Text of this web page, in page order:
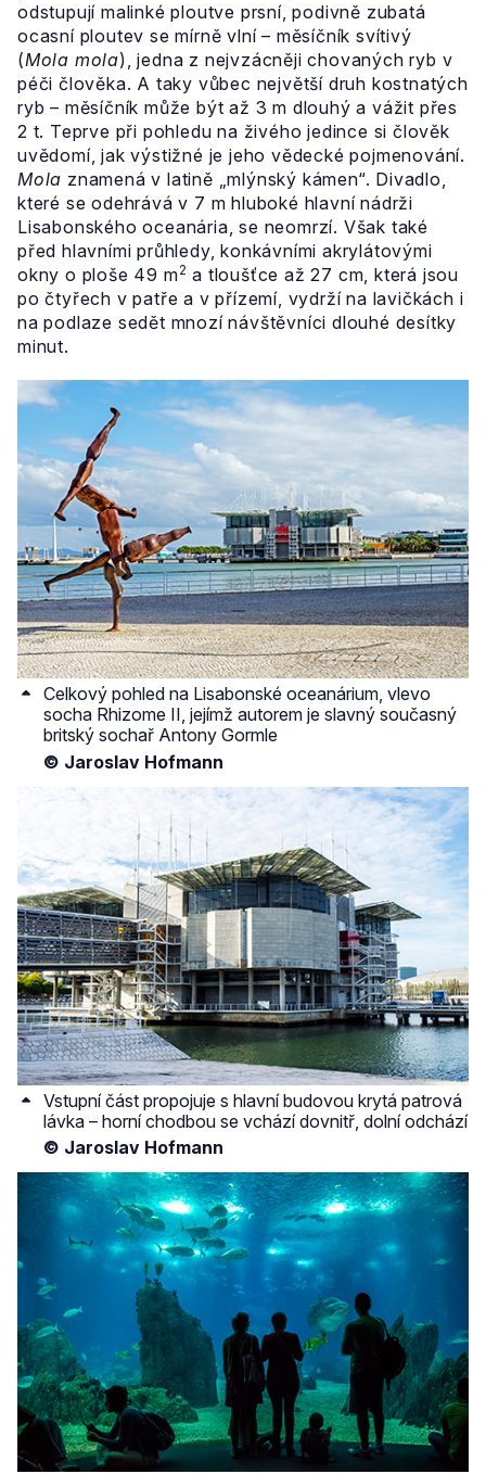
odstupují malinké ploutve prsní, podivně zubatá
ocasní ploutev se mírně vlní – měsíčník svítivý
(Mola mola), jedna z nejvzácněji chovaných ryb v
péči člověka. A taky vůbec největší druh kostnatých
ryb – měsíčník může být až 3 m dlouhý a vážit přes
2 t. Teprve při pohledu na živého jedince si člověk
uvědomí, jak výstižné je jeho vědecké pojmenování.
Mola znamená v latině „mlýnský kámen“. Divadlo,
které se odehrává v 7 m hluboké hlavní nádrži
Lisabonského oceanária, se neomrzí. Však také
před hlavními průhledy, konkávními akrylátovými
okny o ploše 49 m2 a tloušťce až 27 cm, která jsou
po čtyřech v patře a v přízemí, vydrží na lavičkách i
na podlaze sedět mnozí návštěvníci dlouhé desítky
minut.
Celkový pohled na Lisabonské oceanárium, vlevo
socha Rhizome II, jejímž autorem je slavný současný
britský sochař Antony Gormle
© Jaroslav Hofmann
Vstupní část propojuje s hlavní budovou krytá patrová
lávka – horní chodbou se vchází dovnitř, dolní odchází
© Jaroslav Hofmann